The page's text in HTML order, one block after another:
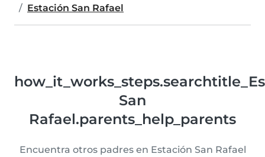
Estación San Rafael
San
Rafael.parents_help_parents
Encuentra otros padres en Estación San Rafael